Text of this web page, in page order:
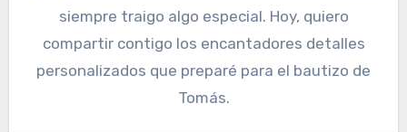
siempre traigo algo especial. Hoy, quiero
compartir contigo los encantadores detalles
personalizados que preparé para el bautizo de
Tomás.